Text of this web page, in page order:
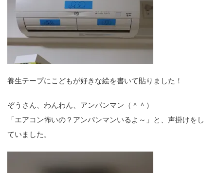
養生テープにこどもが好きな絵を書いて貼りました！
ぞうさん、わんわん、アンパンマン（＾＾）
「エアコン怖いの？アンパンマンいるよ～」と、声掛けをし
ていました。